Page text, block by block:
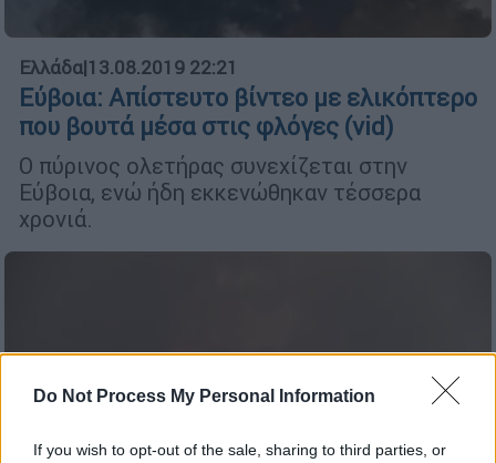
Do Not Process My Personal Information
If you wish to opt-out of the sale, sharing to third parties, or
Ελλάδα|13.08.2019 22:21
Εύβοια: Απίστευτο βίντεο με ελικόπτερο
που βουτά μέσα στις φλόγες (vid)
Ο πύρινος ολετήρας συνεχίζεται στην
Εύβοια, ενώ ήδη εκκενώθηκαν τέσσερα
χρονιά.